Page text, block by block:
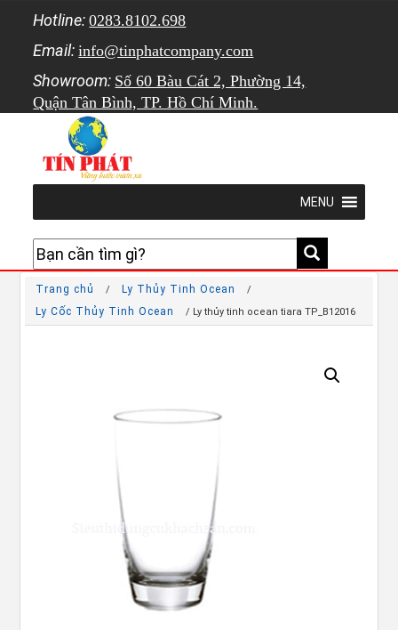
Hotline: 0283.8102.698
Email: info@tinphatcompany.com
Showroom: Số 60 Bàu Cát 2, Phường 14,
Quận Tân Bình, TP. Hồ Chí Minh.
MENU
Trang chủ / Ly Thủy Tinh Ocean /
Ly Cốc Thủy Tinh Ocean / Ly thủy tinh ocean tiara TP_B12016